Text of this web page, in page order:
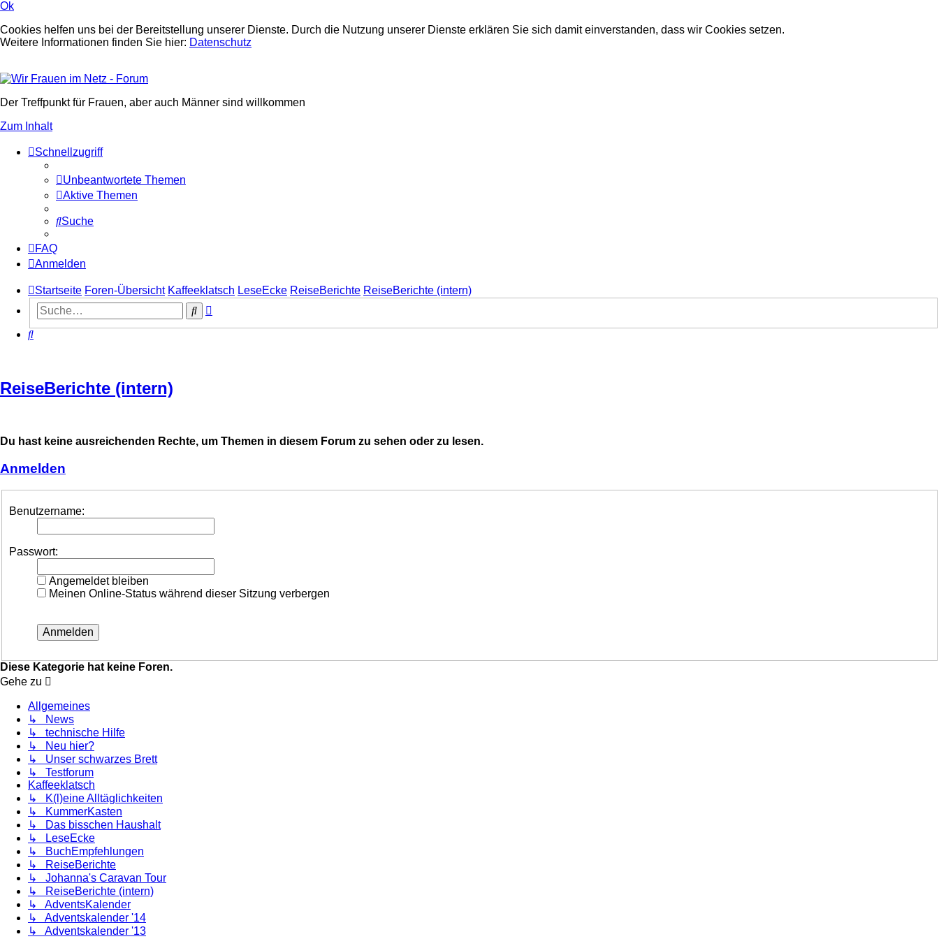
Ok
Cookies helfen uns bei der Bereitstellung unserer Dienste. Durch die Nutzung unserer Dienste erklären Sie sich damit einverstanden, dass wir Cookies setzen.
Weitere Informationen finden Sie hier: Datenschutz
Der Treffpunkt für Frauen, aber auch Männer sind willkommen
Zum Inhalt
Schnellzugriff
Unbeantwortete Themen
Aktive Themen
Suche
FAQ
Anmelden
Startseite Foren-Übersicht Kaffeeklatsch LeseEcke ReiseBerichte ReiseBerichte (intern)
Suche
Suche
ReiseBerichte (intern)
Du hast keine ausreichenden Rechte, um Themen in diesem Forum zu sehen oder zu lesen.
Anmelden
Benutzername:
Passwort:
Angemeldet bleiben
Meinen Online-Status während dieser Sitzung verbergen
Diese Kategorie hat keine Foren.
Gehe zu
Allgemeines
↳ News
↳ technische Hilfe
↳ Neu hier?
↳ Unser schwarzes Brett
↳ Testforum
Kaffeeklatsch
↳ K(l)eine Alltäglichkeiten
↳ KummerKasten
↳ Das bisschen Haushalt
↳ LeseEcke
↳ BuchEmpfehlungen
↳ ReiseBerichte
↳ Johanna's Caravan Tour
↳ ReiseBerichte (intern)
↳ AdventsKalender
↳ Adventskalender '14
↳ Adventskalender '13